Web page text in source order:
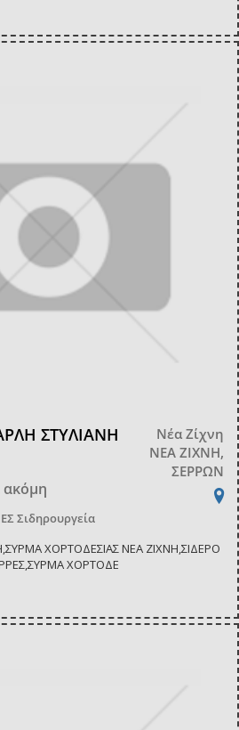
ΣΤΥΛΙΑΝΗ
ακόμη
Σιδηρουργεία
Νέα Ζίχνη
ΝΕΑ ΖΙΧΝΗ,
ΣΕΡΡΩΝ
ΧΟΡΤΟΔΕΣΙΑΣ ΝΕΑ ΖΙΧΝΗ,ΣΙΔΕΡΟ
ΧΟΡΤΟΔΕ